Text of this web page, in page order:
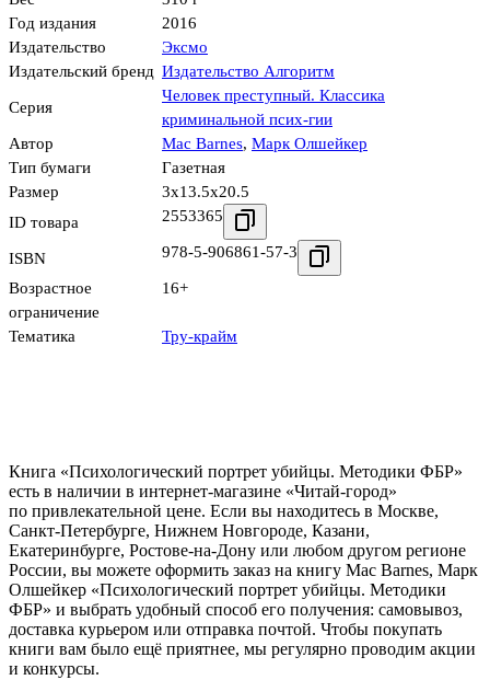
Год издания
2016
Издательство
Эксмо
Издательский бренд Издательство Алгоритм
Серия
Человек преступный. Классика
криминальной псих-гии
Автор
Mac Barnes, Марк Олшейкер
Тип бумаги
Газетная
Размер
3x13.5x20.5
ID товара
2553365
ISBN 978-5-906861-57-3
Возрастное
ограничение
16+
Тематика Тру-крайм
Книга «Психологический портрет убийцы. Методики ФБР»
есть в наличии в интернет-магазине «Читай-город»
по привлекательной цене. Если вы находитесь в Москве,
Санкт-Петербурге, Нижнем Новгороде, Казани,
Екатеринбурге, Ростове-на-Дону или любом другом регионе
России, вы можете оформить заказ на книгу Mac Barnes, Марк
Олшейкер «Психологический портрет убийцы. Методики
ФБР» и выбрать удобный способ его получения: самовывоз,
доставка курьером или отправка почтой. Чтобы покупать
книги вам было ещё приятнее, мы регулярно проводим акции
и конкурсы.